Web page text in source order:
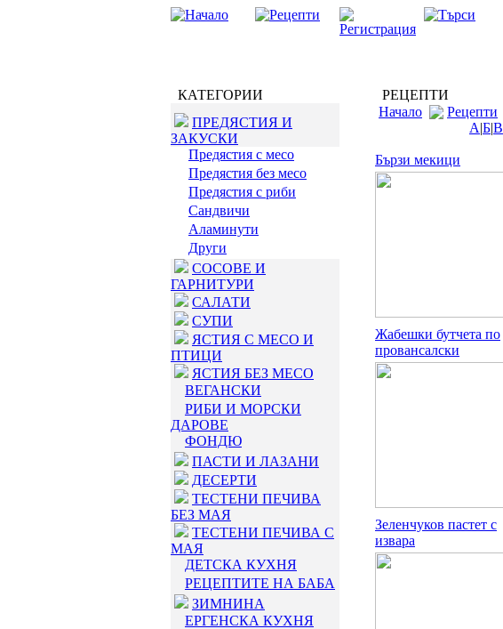
КАТЕГОРИИ
ПРЕДЯСТИЯ И
ЗАКУСКИ
Предястия с месо
Предястия без месо
Предястия с риби
Сандвичи
Аламинути
Други
СОСОВЕ И
ГАРНИТУРИ
САЛАТИ
СУПИ
ЯСТИЯ С МЕСО И
ПТИЦИ
ЯСТИЯ БЕЗ МЕСО
ВЕГАНСКИ
РИБИ И МОРСКИ
ДАРОВЕ
ФОНДЮ
ПАСТИ И ЛАЗАНИ
ДЕСЕРТИ
ТЕСТЕНИ ПЕЧИВА
БЕЗ МАЯ
ТЕСТЕНИ ПЕЧИВА С
МАЯ
ДЕТСКА КУХНЯ
РЕЦЕПТИТЕ НА БАБА
ЗИМНИНА
ЕРГЕНСКА КУХНЯ
РЕЦЕПТИ
Начало
Рецепти
А|Б|В
Бързи мекици
Жабешки бутчета по
провансалски
Зеленчуков пастет с
извара